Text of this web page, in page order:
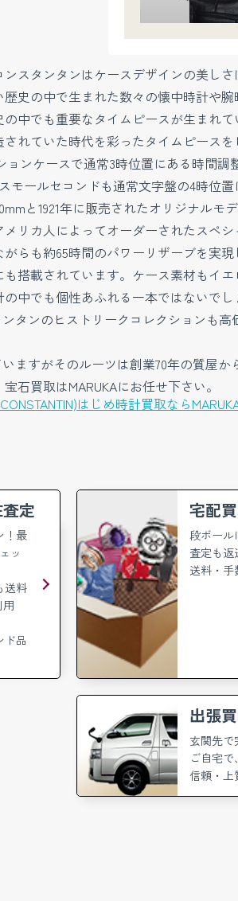
スタンタンはケースデザインの美し
史の中で生まれた数々の懐中時計や
中でも重要なタイムピースが生まれ
れていた時代を彩ったタイムピース
ョンケースで通常3時位置にある時
モールセコンドも通常文字盤の4時位
と1921年に販売されたオリジナルモ
リカ人によってオーダーされたスペ
らも約65時間のパワーリザーブを実
搭載されています。ケース素材もイ
中でも個性あふれる一本ではないでし
タンのヒストリークコレクションも
ますがそのルーツは創業70年の質屋
石買取はMARUKAにお任せ下さい。
はじめ時計買取ならMARUKA
定
最
ッ
送料
用
ド品
宅配
段ボール
査定も返
送料・手
出張
玄関先で
ご自宅で
信頼・上